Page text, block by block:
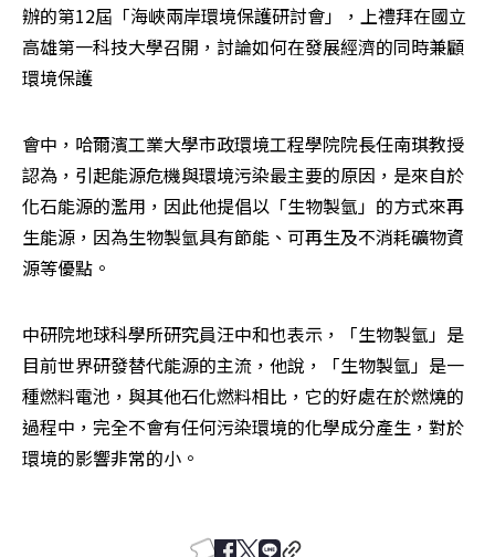
辦的第12屆「海峽兩岸環境保護研討會」，上禮拜在國立
高雄第一科技大學召開，討論如何在發展經濟的同時兼顧
環境保護
會中，哈爾濱工業大學市政環境工程學院院長任南琪教授
認為，引起能源危機與環境污染最主要的原因，是來自於
化石能源的濫用，因此他提倡以「生物製氫」的方式來再
生能源，因為生物製氫具有節能、可再生及不消耗礦物資
源等優點。
中研院地球科學所研究員汪中和也表示，「生物製氫」是
目前世界研發替代能源的主流，他說，「生物製氫」是一
種燃料電池，與其他石化燃料相比，它的好處在於燃燒的
過程中，完全不會有任何污染環境的化學成分產生，對於
環境的影響非常的小。